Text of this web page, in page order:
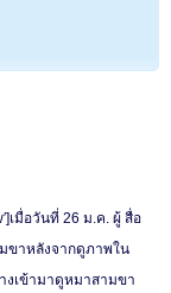
เมื่อวันที่ 26 ม.ค. ผู้ สื่อ
ขาหลังจากดูภาพใน
งเข้ามาดูหมาสามขา